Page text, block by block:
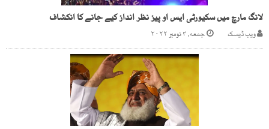
لانگ مارچ میں سکیورٹی ایس او پیز نظر انداز کیے جانے کا انکشاف
ویب ڈیسک جمعه, ۴ نومبر ۲۰۲۲